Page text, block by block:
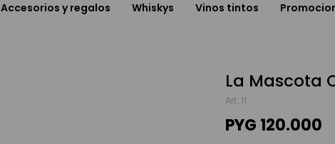
Accesorios y regalos Whiskys Vinos tintos
La Mascota
11
PYG 120.000